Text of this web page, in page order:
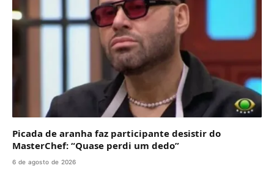
Picada de aranha faz participante desistir do
MasterChef: “Quase perdi um dedo”
6 de agosto de 2026